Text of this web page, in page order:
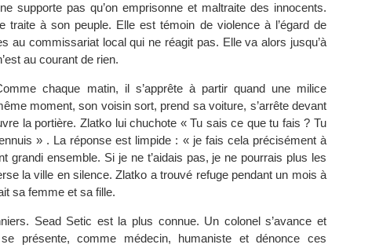
supporte pas qu’on emprisonne et maltraite des innocents.
traite à son peuple. Elle est témoin de violence à l’égard de
au commissariat local qui ne réagit pas. Elle va alors jusqu’à
au courant de rien.
chaque matin, il s’apprête à partir quand une milice
moment, son voisin sort, prend sa voiture, s’arrête devant
la portière. Zlatko lui chuchote « Tu sais ce que tu fais ? Tu
» . La réponse est limpide : « je fais cela précisément à
grandi ensemble. Si je ne t’aidais pas, je ne pourrais plus les
la ville en silence. Zlatko a trouvé refuge pendant un mois à
sa femme et sa fille.
Sead Setic est la plus connue. Un colonel s’avance et
présente, comme médecin, humaniste et dénonce ces